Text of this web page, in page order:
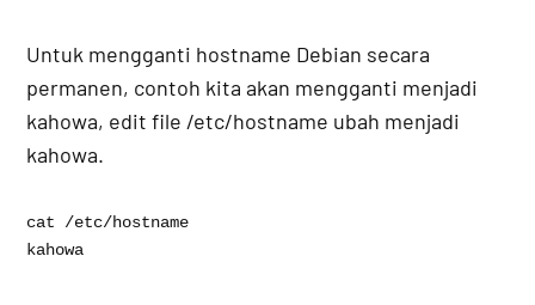
Untuk mengganti hostname Debian secara
permanen, contoh kita akan mengganti menjadi
kahowa, edit file /etc/hostname ubah menjadi
kahowa.
cat /etc/hostname